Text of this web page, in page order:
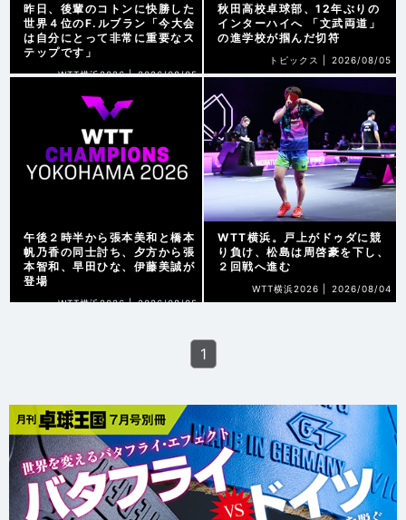
昨日、後輩のコトンに快勝した
世界４位のF.ルブラン「今大会
は自分にとって非常に重要なス
テップです」
WTT横浜2026 | 2026/08/05
秋田高校卓球部、12年ぶりの
インターハイへ 「文武両道」
の進学校が掴んだ切符
トピックス | 2026/08/05
午後２時半から張本美和と橋本
帆乃香の同士討ち、夕方から張
本智和、早田ひな、伊藤美誠が
登場
WTT横浜2026 | 2026/08/05
WTT横浜。戸上がドゥダに競
り負け、松島は周啓豪を下し、
２回戦へ進む
WTT横浜2026 | 2026/08/04
1